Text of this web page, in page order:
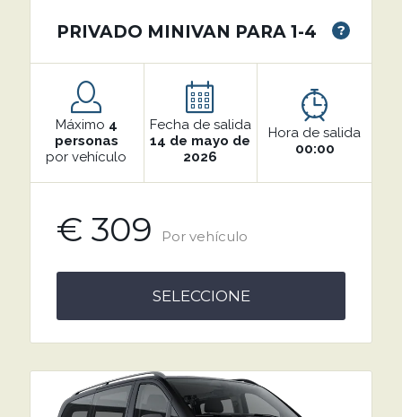
PRIVADO MINIVAN PARA 1-4 ?
Máximo 4
personas
por vehículo
Fecha de salida
14 de mayo de
2026
Hora de salida
00:00
€ 309 Por vehículo
SELECCIONE